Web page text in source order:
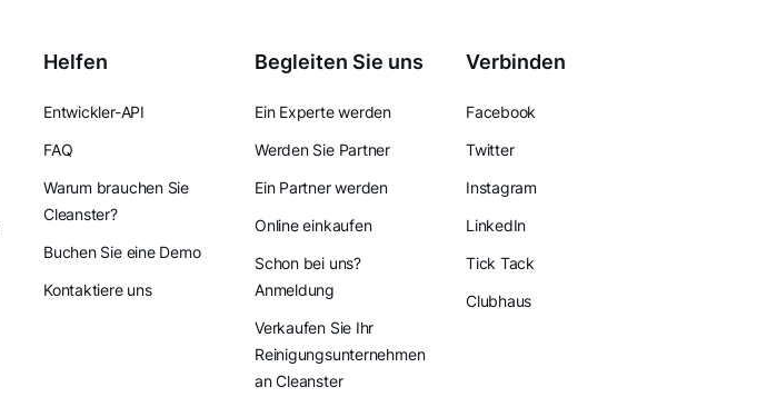
Helfen
Entwickler-API
FAQ
Warum brauchen Sie
Cleanster?
Buchen Sie eine Demo
Kontaktiere uns
Begleiten Sie uns
Ein Experte werden
Werden Sie Partner
Ein Partner werden
Online einkaufen
Schon bei uns?
Anmeldung
Verkaufen Sie Ihr
Reinigungsunternehmen
an Cleanster
Verbinden
Facebook
Twitter
Instagram
LinkedIn
Tick Tack
Clubhaus